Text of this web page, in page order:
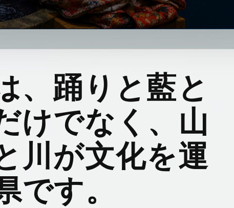
、踊りと藍と
けでなく、山
川が文化を運
です。